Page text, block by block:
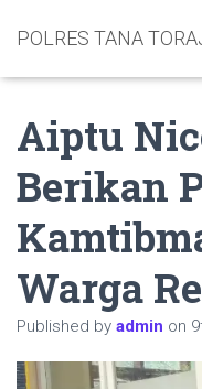
POLRES TANA
Aiptu
Berikan
Warga
Published by admin on